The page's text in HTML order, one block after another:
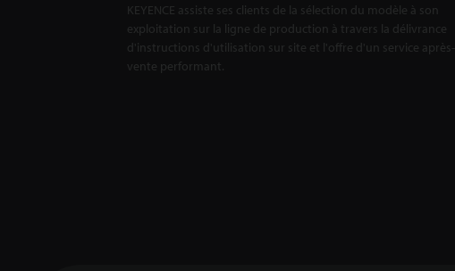
KEYENCE assiste ses clients de la sélection du modèle à son
exploitation sur la ligne de production à travers la délivrance
d'instructions d'utilisation sur site et l'offre d'un service après-
vente performant.